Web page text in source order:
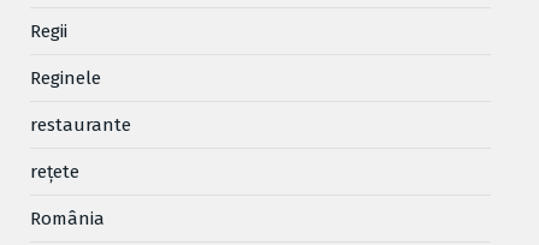
Regii
Reginele
restaurante
reţete
România